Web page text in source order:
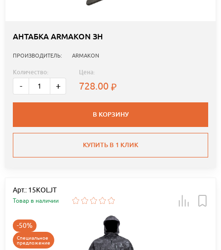
АНТАБКА ARMAKON ЗН
ПРОИЗВОДИТЕЛЬ: ARMAKON
Количество:
- +
Цена:
728.00
В КОРЗИНУ
КУПИТЬ В 1 КЛИК
Арт.: 15KOLJT
Товар в наличии
-50%
Специальное
предложение